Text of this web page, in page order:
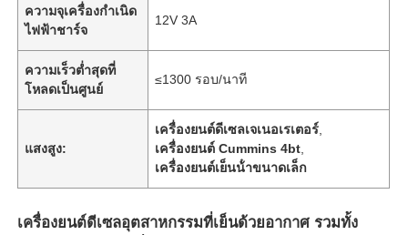
ความจุเครื่องกำเนิด
ไฟฟ้าชาร์จ
12V 3A
ความเร็วต่ำสุดที่
โหลดเป็นศูนย์
≤1300 รอบ/นาที
แสงสูง:
เครื่องยนต์ดีเซลเจเนอเรเตอร์
เครื่องยนต์ Cummins 4bt
เครื่องยนต์เย็นน้ําขนาดเล็ก
เครื่องยนต์ดีเซลอุตสาหกรรมที่เย็นด้วยอากาศ รวมทั้ง